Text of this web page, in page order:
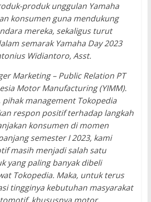
produk unggulan Yamaha
konsumen guna mendukung
mereka, sekaligus turut
semarak Yamaha Day 2023
Widiantoro, Asst.
Marketing – Public Relation PT
Motor Manufacturing (YIMM).
management Tokopedia
respon positif terhadap langkah
konsumen di momen
semester I 2023, kami
masih menjadi salah satu
yang paling banyak dibeli
Tokopedia. Maka, untuk terus
tingginya kebutuhan masyarakat